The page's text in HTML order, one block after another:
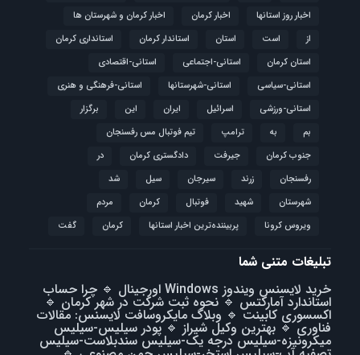
اخبار روز استانها
اخبار کرمان
اخبار کرمان و شهرستان ها
از
است استان استاندار کرمان
استانداری کرمان
استان کرمان
استانی-اجتماعی
استانی-اقتصادی
استانی-سیاسی
استانی-شهرستانها
استانی-فرهنگی و هنری
استانی-ورزشی
اسرائیل ایران این
برگزار
بم
به ترامپ
تیم فوتبال مس رفسنجان
جنوب کرمان
جیرفت دادگستری کرمان
در
رفسنجان
زرند سیرجان سیل
شد
شهرستان
شهید فوتبال كرمان
مردم
ویروس کرونا
پربیننده‌ترین اخبار استانها کرمان گفت
تبلیغات متنی شما
خرید لایسنس ویندوز Windows اورجینال
🔹 چرا حساب
استاندارد آمارکتس 🔹نحوه ثبت شرکت در شهر کرمان 🔹
اکسسوری کابینت 🔹 وبلاگ مایکروسافت لایسنس: مقالات
فناوری🔹 بهترین وکیل شیراز 🔹پودر سیلیس-سیلیس
میکرونیزه-سیلیس درجه یک-سیلیس سندبلاست-سیلیس